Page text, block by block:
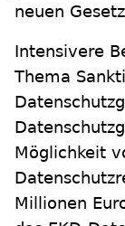
neuen
Intensivere
Thema
Möglichkeit
Millionen